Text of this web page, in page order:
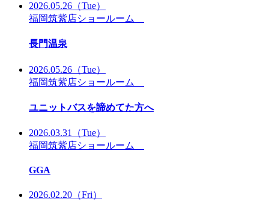
2026.05.26 （Tue）
福岡筑紫店ショールーム
長門温泉
2026.05.26 （Tue）
福岡筑紫店ショールーム
ユニットバスを諦めてた方へ
2026.03.31
（Tue）
福岡筑紫店ショールーム
GGA
2026.02.20 （Fri）